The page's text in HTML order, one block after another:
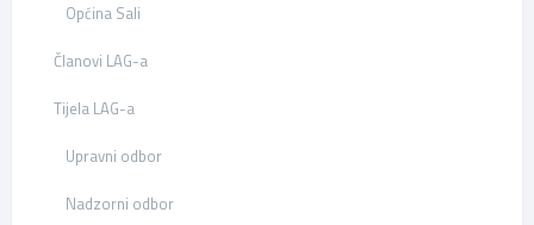
Općina Sali
Članovi LAG-a
Tijela LAG-a
Upravni odbor
Nadzorni odbor